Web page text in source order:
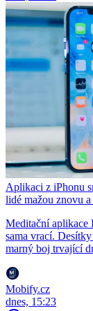
Aplikaci z iPhonu
lidé mažou znovu
Meditační aplikace
sama vrací.
marný boj trvající
Mobify.cz
dnes, 15:23